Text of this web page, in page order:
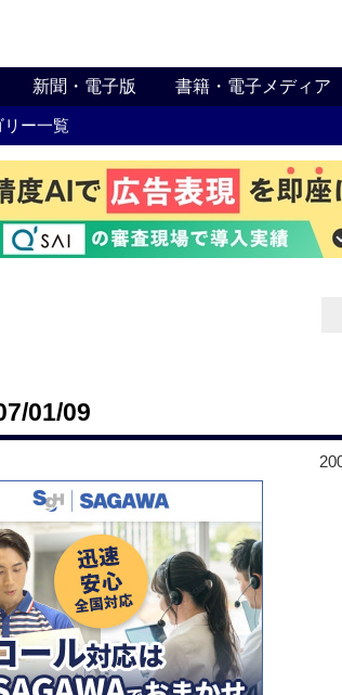
新聞・電子版 書籍・電子メディア
リー一覧
01/09